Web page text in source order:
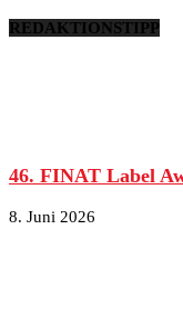
REDAKTIONSTIPP
46. FINAT Label
8. Juni 2026